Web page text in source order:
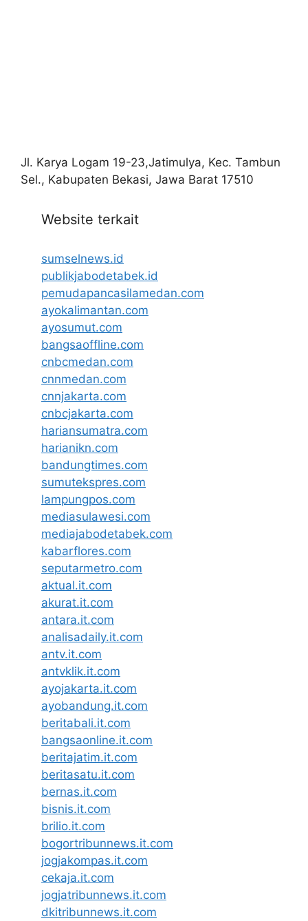
Jl. Karya Logam 19-23,Jatimulya, Kec. Tambun
Sel., Kabupaten Bekasi, Jawa Barat 17510
Website terkait
sumselnews.id
publikjabodetabek.id
pemudapancasilamedan.com
ayokalimantan.com
ayosumut.com
bangsaoffline.com
cnbcmedan.com
cnnmedan.com
cnnjakarta.com
cnbcjakarta.com
hariansumatra.com
harianikn.com
bandungtimes.com
sumutekspres.com
lampungpos.com
mediasulawesi.com
mediajabodetabek.com
kabarflores.com
seputarmetro.com
aktual.it.com
akurat.it.com
antara.it.com
analisadaily.it.com
antv.it.com
antvklik.it.com
ayojakarta.it.com
ayobandung.it.com
beritabali.it.com
bangsaonline.it.com
beritajatim.it.com
beritasatu.it.com
bernas.it.com
bisnis.it.com
brilio.it.com
bogortribunnews.it.com
jogjakompas.it.com
cekaja.it.com
jogjatribunnews.it.com
dkitribunnews.it.com